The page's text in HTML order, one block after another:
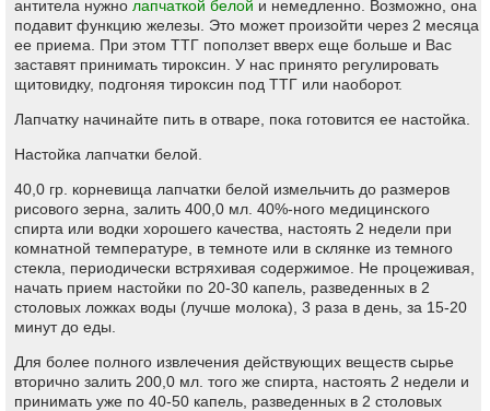
антитела нужно лапчаткой белой и немедленно. Возможно, она
подавит функцию железы. Это может произойти через 2 месяца
ее приема. При этом ТТГ поползет вверх еще больше и Вас
заставят принимать тироксин. У нас принято регулировать
щитовидку, подгоняя тироксин под ТТГ или наоборот.
Лапчатку начинайте пить в отваре, пока готовится ее настойка.
Настойка лапчатки белой.
40,0 гр. корневища лапчатки белой измельчить до размеров
рисового зерна, залить 400,0 мл. 40%-ного медицинского
спирта или водки хорошего качества, настоять 2 недели при
комнатной температуре, в темноте или в склянке из темного
стекла, периодически встряхивая содержимое. Не процеживая,
начать прием настойки по 20-30 капель, разведенных в 2
столовых ложках воды (лучше молока), 3 раза в день, за 15-20
минут до еды.
Для более полного извлечения действующих веществ сырье
вторично залить 200,0 мл. того же спирта, настоять 2 недели и
принимать уже по 40-50 капель, разведенных в 2 столовых